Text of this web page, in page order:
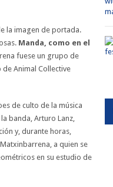
la imagen de portada.
Manda, como en el
fuese un grupo de
Animal Collective
de culto de la música
banda, Arturo Lanz,
y, durante horas,
a quien se
en su estudio de